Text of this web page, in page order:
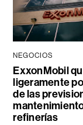
NEGOCIOS
ExxonMobil
ligeramente
de las
refinerías